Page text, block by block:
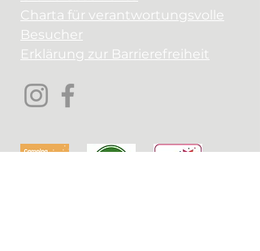
Charta für verantwortungsvolle
Besucher
Erklärung zur Barrierefreiheit